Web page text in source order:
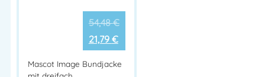
Silkeborgvej 14
DK-7442 Engesvang
Mehr Information E-Mail: info@bannenberg.at
54,48€
21,79 €
Mascot Image Bundjacke